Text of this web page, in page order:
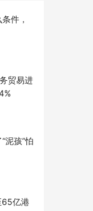
件，
贸易进
泥孩”怕
65亿港